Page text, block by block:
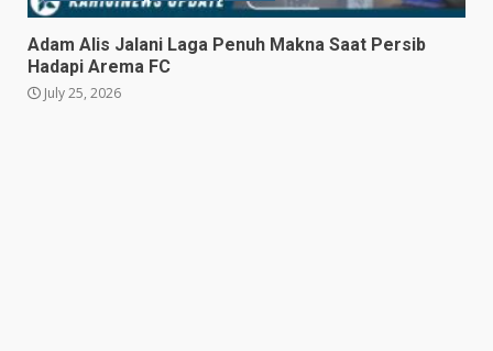
Adam Alis Jalani Laga Penuh Makna Saat Persib
Hadapi Arema FC
July 25, 2026
Adam Alis Jalani Laga Penuh
Makna Saat Persib Hadapi